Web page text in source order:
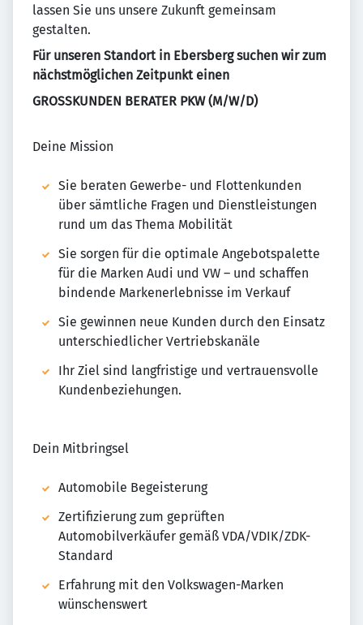
lassen Sie uns unsere Zukunft gemeinsam
gestalten.
Für unseren Standort in Ebersberg suchen wir zum
nächstmöglichen Zeitpunkt einen
GROSSKUNDEN BERATER PKW (M/W/D)
Deine Mission
Sie beraten Gewerbe- und Flottenkunden
über sämtliche Fragen und Dienstleistungen
rund um das Thema Mobilität
Sie sorgen für die optimale Angebotspalette
für die Marken Audi und VW – und schaffen
bindende Markenerlebnisse im Verkauf
Sie gewinnen neue Kunden durch den Einsatz
unterschiedlicher Vertriebskanäle
Ihr Ziel sind langfristige und vertrauensvolle
Kundenbeziehungen.
Dein Mitbringsel
Automobile Begeisterung
Zertifizierung zum geprüften
Automobilverkäufer gemäß VDA/VDIK/ZDK-
Standard
Erfahrung mit den Volkswagen-Marken
wünschenswert